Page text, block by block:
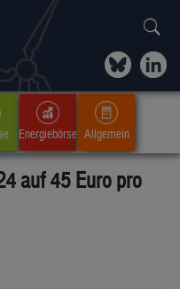
Energiebörse Allgemein
auf 45 Euro pro